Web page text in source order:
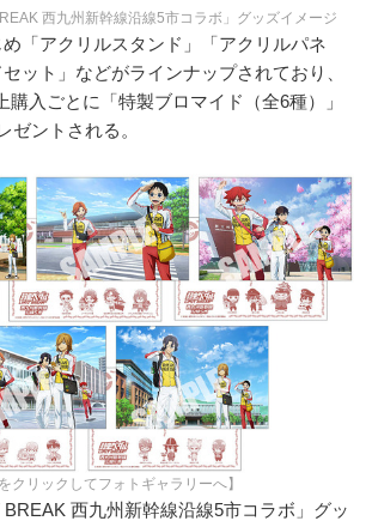
西九州新幹線沿線5市コラボ」グッズイメージ
め「アクリルスタンド」「アクリルパネ
ット」などがラインナップされており、
購入ごとに「特製ブロマイド（全6種）」
ゼントされる。
をクリックしてフォトギャラリーへ】
BREAK 西九州新幹線沿線5市コラボ」グッ